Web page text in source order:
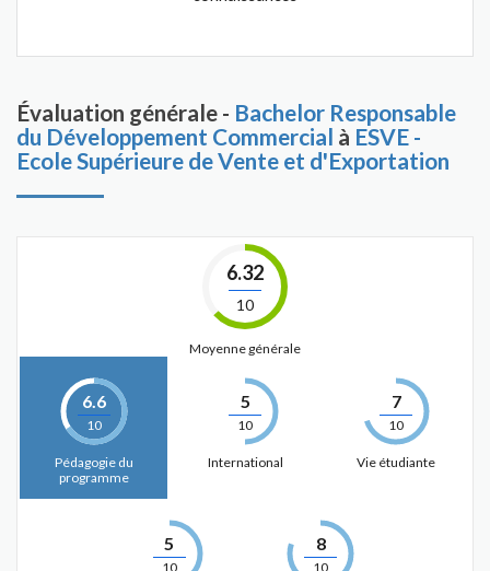
Évaluation générale - Bachelor Responsable
du Développement Commercial à ESVE -
Ecole Supérieure de Vente et d'Exportation
6.32
10
Moyenne générale
6.6
10
Pédagogie du
programme
5
10
International
7
10
Vie étudiante
5
10
8
10